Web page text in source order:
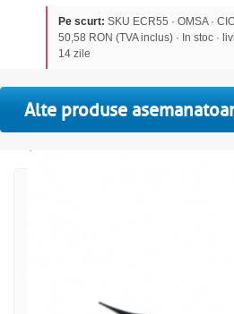
Pe scurt: SKU ECR55 · OMSA ·
50,58 RON (TVA inclus) · In stoc ·
14 zile
Alte produse